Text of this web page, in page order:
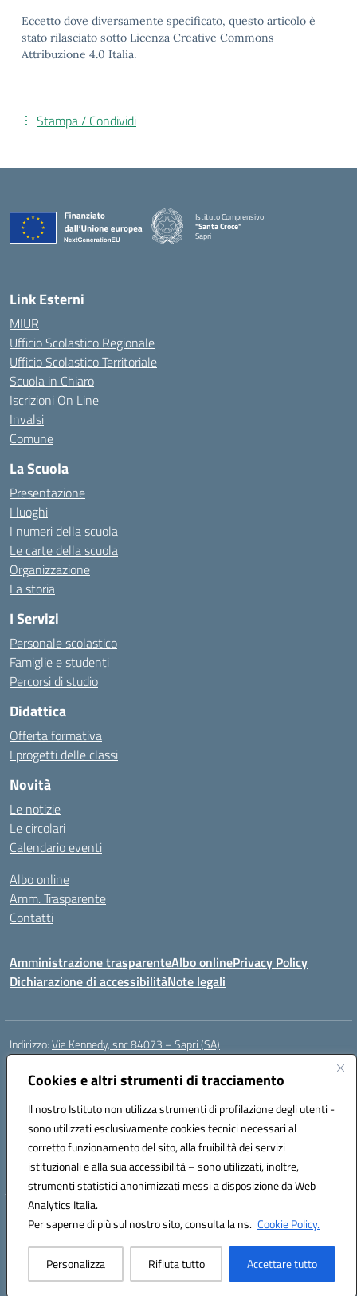
Cookies e altri strumenti di tracciamento
Il nostro Istituto non utilizza strumenti di profilazione degli utenti -
sono utilizzati esclusivamente cookies tecnici necessari al
corretto funzionamento del sito, alla fruibilità dei servizi
istituzionali e alla sua accessibilità – sono utilizzati, inoltre,
strumenti statistici anonimizzati messi a disposizione da Web
Analytics Italia.
Per saperne di più sul nostro sito, consulta la ns. Cookie Policy.
Personalizza Rifiuta tutto Accettare tutto
Eccetto dove diversamente specificato, questo articolo è
stato rilasciato sotto Licenza Creative Commons
Attribuzione 4.0 Italia.
Stampa / Condividi
Istituto Comprensivo
"Santa Croce"
Sapri
— Visita la pagina iniziale della scuola
Link Esterni
MIUR
Ufficio Scolastico Regionale
Ufficio Scolastico Territoriale
Scuola in Chiaro
Iscrizioni On Line
Invalsi
Comune
La Scuola
Presentazione
I luoghi
I numeri della scuola
Le carte della scuola
Organizzazione
La storia
I Servizi
Personale scolastico
Famiglie e studenti
Percorsi di studio
Didattica
Offerta formativa
I progetti delle classi
Novità
Le notizie
Le circolari
Calendario eventi
Albo online
Amm. Trasparente
Contatti
Amministrazione trasparenteAlbo onlinePrivacy Policy
Dichiarazione di accessibilitàNote legali
Indirizzo:Via Kennedy, snc 84073 – Sapri (SA)
Centralino:
Posta elettronica certificata (PEC):saic878008@pec.istruzione.it
Codice fiscale: 84002700650
Codice meccanografico:SAIC878008
Codice Indice delle Pubbliche Amministrazioni (IPA): istsc_saic878008
Codice unico di fatturazione (CUF): UFYPHY
Hosting & Powered by 3D Solution S.r.l.
Concept & Design by Designers Italia